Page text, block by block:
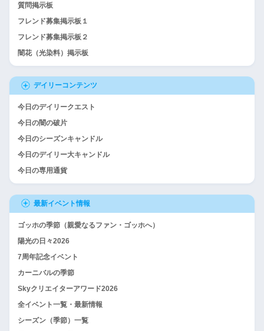
質問掲示板
フレンド募集掲示板１
フレンド募集掲示板２
闇花（光染料）掲示板
デイリーコンテンツ
今日のデイリークエスト
今日の闇の破片
今日のシーズンキャンドル
今日のデイリー大キャンドル
今日の専用通貨
最新イベント情報
ゴッホの季節（親愛なるファン・ゴッホへ）
陽光の日々2026
7周年記念イベント
カーニバルの季節
Skyクリエイターアワード2026
全イベント一覧・最新情報
シーズン（季節）一覧